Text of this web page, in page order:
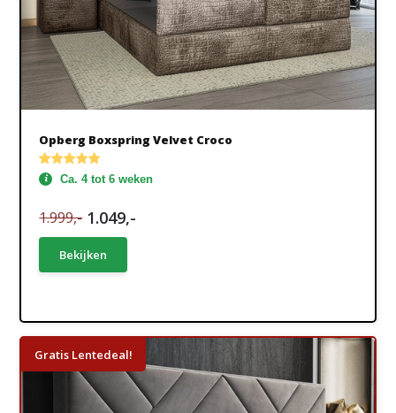
Opberg Boxspring Velvet Croco
Ca. 4 tot 6 weken
1.999,- 1.049,-
Bekijken
Gratis Lentedeal!